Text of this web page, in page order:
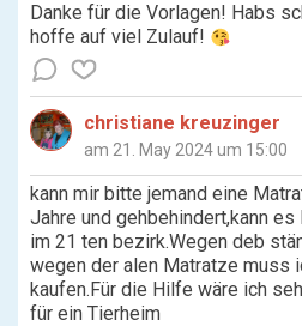
Danke für die Vorlagen! Habs
hoffe auf viel Zulauf!
christiane kreuzinger
am 21. May 2024 um 15:00
kann mir bitte jemand eine
Jahre und gehbehindert,kann
im 21 ten bezirk.Wegen deb
wegen der alen Matratze muss
kaufen.Für die Hilfe wäre ich
für ein Tierheim